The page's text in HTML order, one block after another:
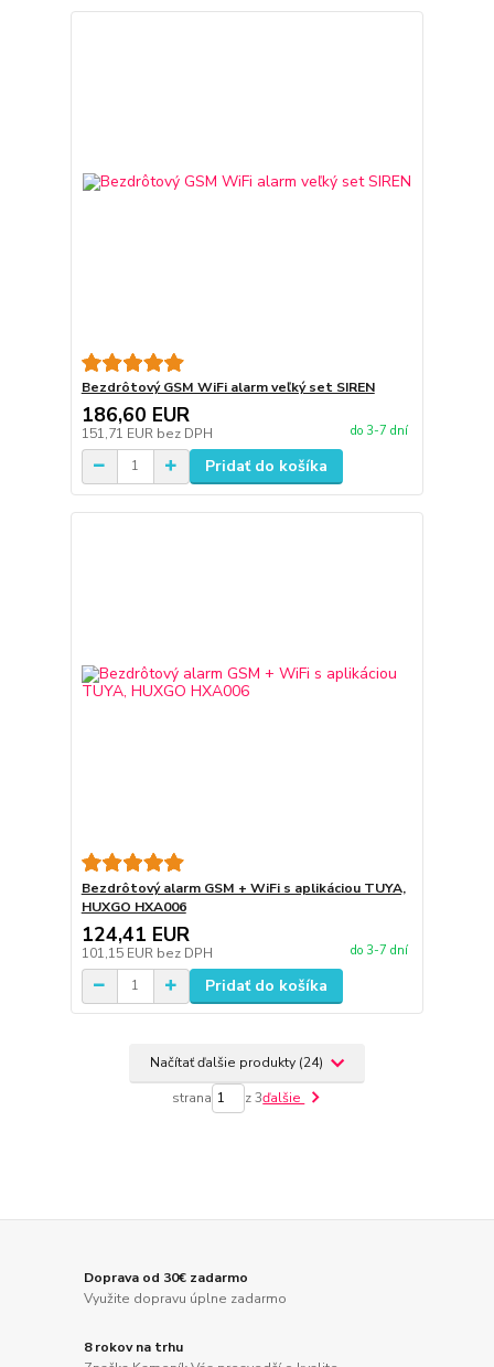
Bezdrôtový GSM WiFi alarm veľký set SIREN
186,60 EUR
151,71 EUR bez DPH do 3-7 dní
Pridať do košíka
Bezdrôtový alarm GSM + WiFi s aplikáciou TUYA,
HUXGO HXA006
124,41 EUR
101,15 EUR bez DPH do 3-7 dní
Pridať do košíka
Načítať ďalšie produkty (24)
strana z 3ďalšie
Doprava od 30€ zadarmo
Využite dopravu úplne zadarmo
8 rokov na trhu